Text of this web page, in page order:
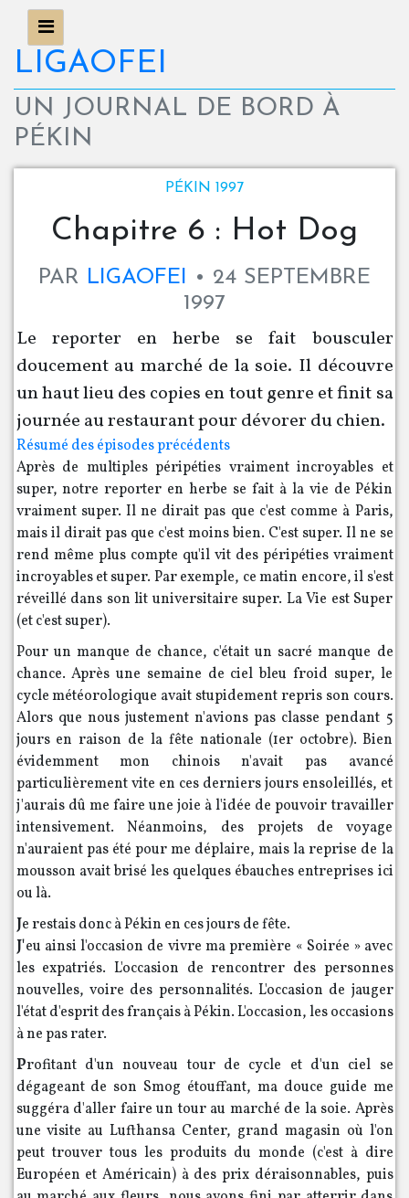
LIGAOFEI
UN JOURNAL DE BORD À
PÉKIN
PÉKIN 1997
Chapitre 6 : Hot Dog
PAR LIGAOFEI
24 SEPTEMBRE
1997
Le reporter en herbe se fait bousculer
doucement au marché de la soie. Il découvre
un haut lieu des copies en tout genre et finit sa
journée au restaurant pour dévorer du chien.
Résumé des épisodes précédents
Après de multiples péripéties vraiment incroyables et
super, notre reporter en herbe se fait à la vie de Pékin
vraiment super. Il ne dirait pas que c'est comme à Paris,
mais il dirait pas que c'est moins bien. C'est super. Il ne se
rend même plus compte qu'il vit des péripéties vraiment
incroyables et super. Par exemple, ce matin encore, il s'est
réveillé dans son lit universitaire super. La Vie est Super
(et c'est super).
Pour un manque de chance, c'était un sacré manque de
chance. Après une semaine de ciel bleu froid super, le
cycle météorologique avait stupidement repris son cours.
Alors que nous justement n'avions pas classe pendant 5
jours en raison de la fête nationale (1er octobre). Bien
évidemment mon chinois n'avait pas avancé
particulièrement vite en ces derniers jours ensoleillés, et
j'aurais dû me faire une joie à l'idée de pouvoir travailler
intensivement. Néanmoins, des projets de voyage
n'auraient pas été pour me déplaire, mais la reprise de la
mousson avait brisé les quelques ébauches entreprises ici
ou là.
Je restais donc à Pékin en ces jours de fête.
J'eu ainsi l'occasion de vivre ma première « Soirée » avec
les expatriés. L'occasion de rencontrer des personnes
nouvelles, voire des personnalités. L'occasion de jauger
l'état d'esprit des français à Pékin. L'occasion, les occasions
à ne pas rater.
Profitant d'un nouveau tour de cycle et d'un ciel se
dégageant de son Smog étouffant, ma douce guide me
suggéra d'aller faire un tour au marché de la soie. Après
une visite au Lufthansa Center, grand magasin où l'on
peut trouver tous les produits du monde (c'est à dire
Européen et Américain) à des prix déraisonnables, puis